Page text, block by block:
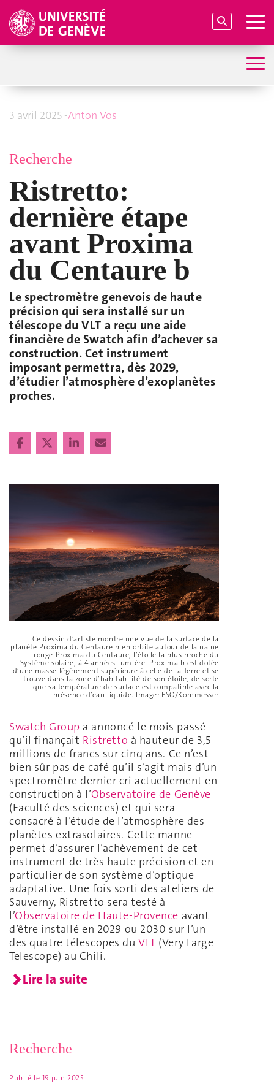
3 avril 2025 -Anton Vos
Recherche
Ristretto:
dernière étape
avant Proxima
du Centaure b
Le spectromètre genevois de haute
précision qui sera installé sur un
télescope du VLT a reçu une aide
financière de Swatch afin d’achever sa
construction. Cet instrument
imposant permettra, dès 2029,
d’étudier l’atmosphère d’exoplanètes
proches.
Ce dessin d’artiste montre une vue de la surface de la
planète Proxima du Centaure b en orbite autour de la naine
rouge Proxima du Centaure, l’étoile la plus proche du
Système solaire, à 4 années-lumière. Proxima b est dotée
d’une masse légèrement supérieure à celle de la Terre et se
trouve dans la zone d’habitabilité de son étoile, de sorte
que sa température de surface est compatible avec la
présence d’eau liquide. Image: ESO/Kornmesser
Swatch Group a annoncé le mois passé
qu’il finançait Ristretto à hauteur de 3,5
millions de francs sur cinq ans. Ce n’est
bien sûr pas de café qu’il s’agit mais d’un
spectromètre dernier cri actuellement en
construction à l’Observatoire de Genève
(Faculté des sciences) et qui sera
consacré à l’étude de l’atmosphère des
planètes extrasolaires. Cette manne
permet d’assurer l’achèvement de cet
instrument de très haute précision et en
particulier de son système d’optique
adaptative. Une fois sorti des ateliers de
Sauverny, Ristretto sera testé à
l’Observatoire de Haute-Provence avant
d’être installé en 2029 ou 2030 sur l’un
des quatre télescopes duVLT (Very Large
Telescope) au Chili.
Lire la suite
Recherche
Publié le 19 juin 2025